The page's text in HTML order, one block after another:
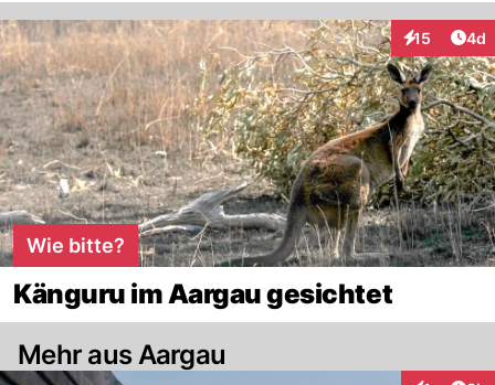
15
Interaktionen
4d
Wie bitte?
Känguru im Aargau gesichtet
Mehr aus Aargau